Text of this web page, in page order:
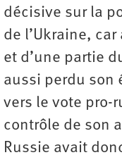
décisive sur la
de l’Ukraine,
et d’une partie
aussi perdu son
vers le vote pro-
contrôle de son
Russie avait